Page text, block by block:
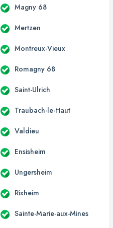
Magny 68
Mertzen
Montreux-Vieux
Romagny 68
Saint-Ulrich
Traubach-le-Haut
Valdieu
Ensisheim
Ungersheim
Rixheim
Sainte-Marie-aux-Mines